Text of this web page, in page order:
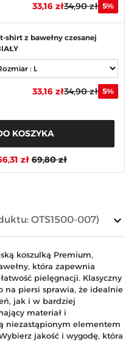
33,16 zł34,90 zł 5%
shirt z bawełny czesanej
33,16 zł34,90 zł 5%
KOSZYKA
zł 69,80 zł
keyboard_arrow_down
OTS1500-007)
koszulką Premium,
która zapewnia
pielęgnacji. Klasyczny
na piersi sprawia, że idealnie
jak i w bardziej
materiał i
niezastąpionym elementem
jakość i wygodę, która